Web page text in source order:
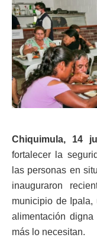
Chiquimula, 14
fortalecer la
las personas en
inauguraron
municipio de Ipala,
alimentación
más lo necesitan.